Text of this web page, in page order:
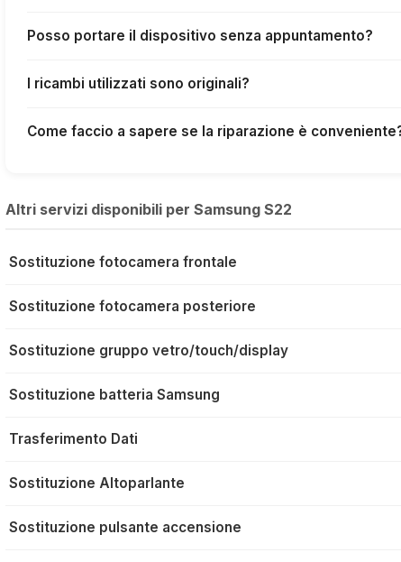
Posso portare il dispositivo senza appuntamento?
I ricambi utilizzati sono originali?
Come faccio a sapere se la riparazione è
Altri servizi disponibili per Samsung S22
Sostituzione fotocamera frontale
Sostituzione fotocamera posteriore
Sostituzione gruppo vetro/touch/display
Sostituzione batteria Samsung
Trasferimento Dati
Sostituzione Altoparlante
Sostituzione pulsante accensione